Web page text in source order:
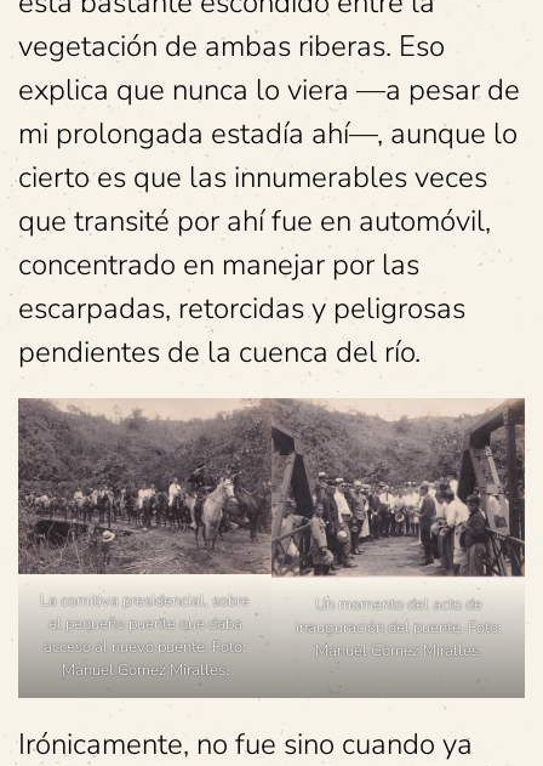
vegetación de ambas riberas. Eso
explica que nunca lo viera —a pesar de
mi prolongada estadía ahí—, aunque lo
cierto es que las innumerables veces
que transité por ahí fue en automóvil,
concentrado en manejar por las
escarpadas, retorcidas y peligrosas
pendientes de la cuenca del río.
La comitiva presidencial, sobre
el pequeño puente que daba
acceso al nuevo puente. Foto:
Manuel Gómez Miralles.
Un momento del acto de
inauguración del puente. Foto:
Manuel Gómez Miralles.
Irónicamente, no fue sino cuando ya